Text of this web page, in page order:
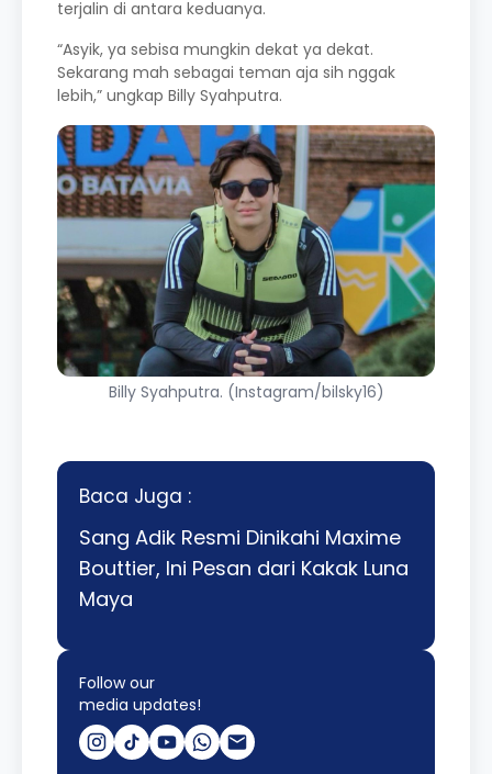
terjalin di antara keduanya.
“Asyik, ya sebisa mungkin dekat ya dekat.
Sekarang mah sebagai teman aja sih nggak
lebih,” ungkap Billy Syahputra.
Billy Syahputra. (Instagram/bilsky16)
Baca Juga :
Sang Adik Resmi Dinikahi Maxime
Bouttier, Ini Pesan dari Kakak Luna
Maya
Follow our
media updates!